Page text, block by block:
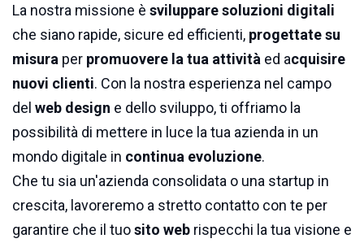
La nostra missione è sviluppare soluzioni digitali
che siano rapide, sicure ed efficienti, progettate su
misura per promuovere la tua attività ed acquisire
nuovi clienti. Con la nostra esperienza nel campo
del web design e dello sviluppo, ti offriamo la
possibilità di mettere in luce la tua azienda in un
mondo digitale in continua evoluzione.
Che tu sia un'azienda consolidata o una startup in
crescita, lavoreremo a stretto contatto con te per
garantire che il tuosito web rispecchi la tua visione e